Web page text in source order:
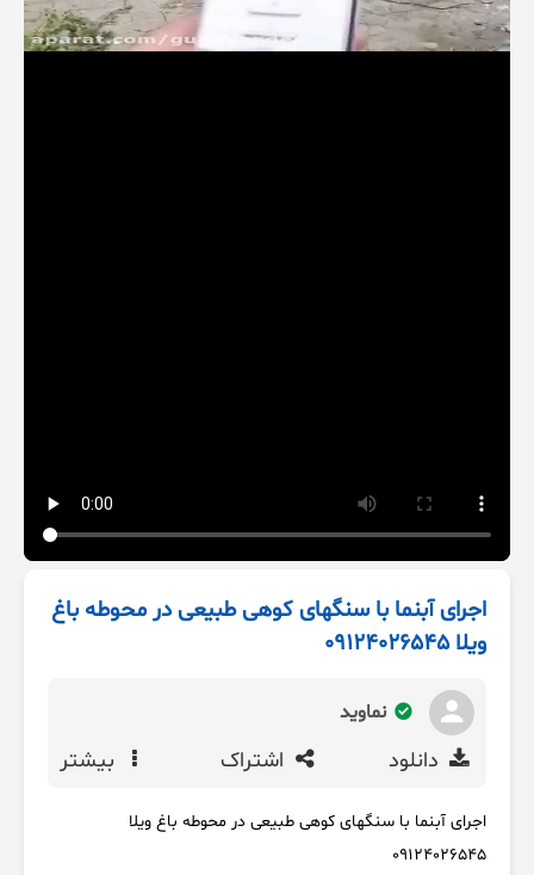
اجرای آبنما با سنگهای کوهی طبیعی در محوطه باغ
ویلا 09124026545
نماوید
دانلود اشتراک بیشتر
اجرای آبنما با سنگهای کوهی طبیعی در محوطه باغ ویلا
09124026545